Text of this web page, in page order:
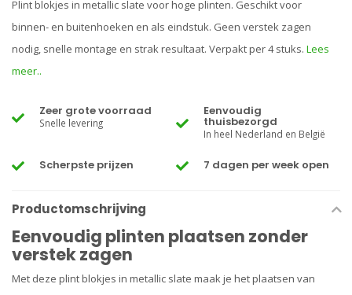
Plint blokjes in metallic slate voor hoge plinten. Geschikt voor
binnen- en buitenhoeken en als eindstuk. Geen verstek zagen
nodig, snelle montage en strak resultaat. Verpakt per 4 stuks. Lees
meer..
Zeer grote voorraad
Snelle levering
Eenvoudig
thuisbezorgd
In heel Nederland en België
Scherpste prijzen 7 dagen per week open
Productomschrijving
Eenvoudig plinten plaatsen zonder
verstek zagen
Met deze plint blokjes in metallic slate maak je het plaatsen van